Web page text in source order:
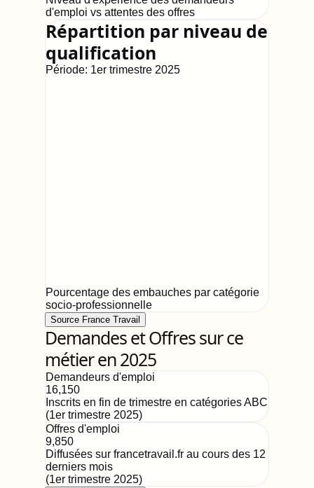
d'emploi vs attentes des offres
Répartition par niveau de
qualification
Période: 1er trimestre 2025
Pourcentage des embauches par catégorie
socio-professionnelle
Source France Travail
Demandes et Offres sur ce
métier en 2025
Demandeurs d'emploi
16,150
Inscrits en fin de trimestre en catégories ABC
(1er trimestre 2025)
Offres d'emploi
9,850
Diffusées sur francetravail.fr au cours des 12
derniers mois
(1er trimestre 2025)